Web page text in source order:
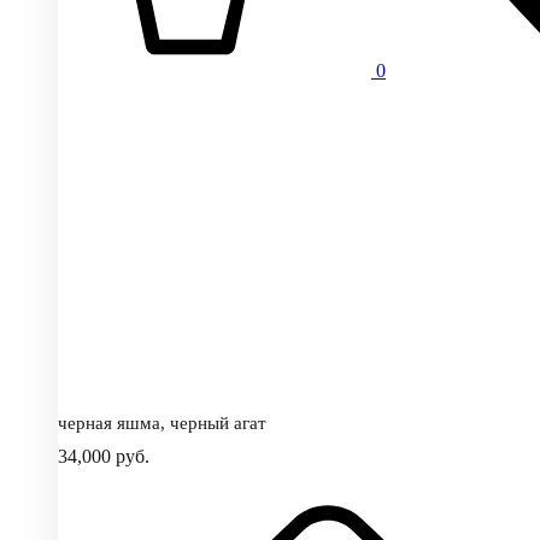
0
черная яшма, черный агат
34,000 руб.